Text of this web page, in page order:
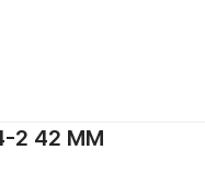
2 42 ММ